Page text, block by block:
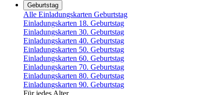
Geburtstag
Alle Einladungskarten Geburtstag
Einladungskarten 18. Geburtstag
Einladungskarten 30. Geburtstag
Einladungskarten 40. Geburtstag
Einladungskarten 50. Geburtstag
Einladungskarten 60. Geburtstag
Einladungskarten 70. Geburtstag
Einladungskarten 80. Geburtstag
Einladungskarten 90. Geburtstag
Für jedes Alter